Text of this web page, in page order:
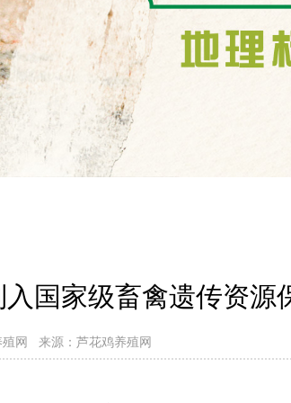
入国家级畜禽遗传资源
网 来源：芦花鸡养殖网